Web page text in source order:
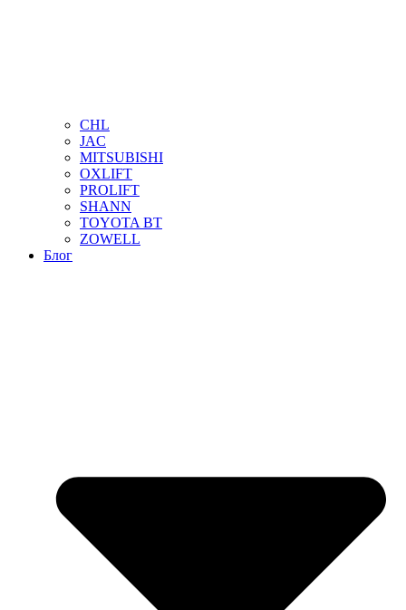
CHL
JAC
MITSUBISHI
OXLIFT
PROLIFT
SHANN
TOYOTA BT
ZOWELL
Блог